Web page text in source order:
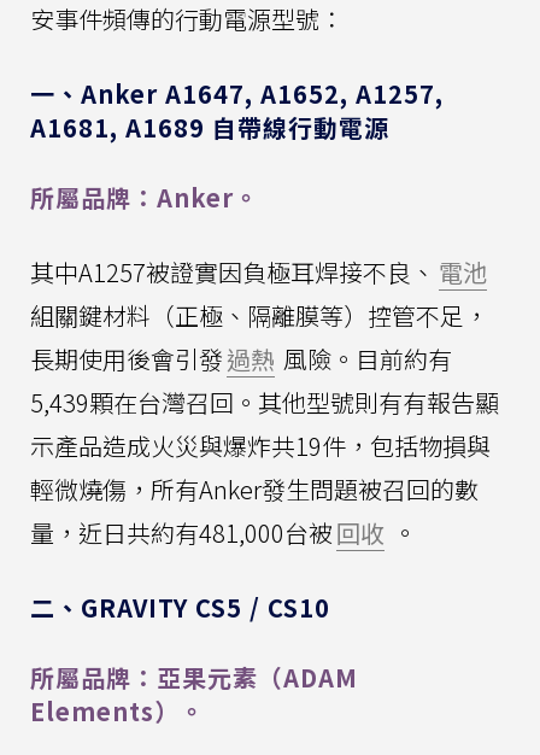
安事件頻傳的行動電源型號：
一、Anker A1647, A1652, A1257,
A1681, A1689 自帶線行動電源
所屬品牌：Anker。
其中A1257被證實因負極耳焊接不良、 電池
組關鍵材料（正極、隔離膜等）控管不足，
長期使用後會引發過熱 風險。目前約有
5,439顆在台灣召回。其他型號則有有報告顯
示產品造成火災與爆炸共19件，包括物損與
輕微燒傷，所有Anker發生問題被召回的數
量，近日共約有481,000台被回收 。
二、GRAVITY CS5 / CS10
所屬品牌：亞果元素（ADAM
Elements）。